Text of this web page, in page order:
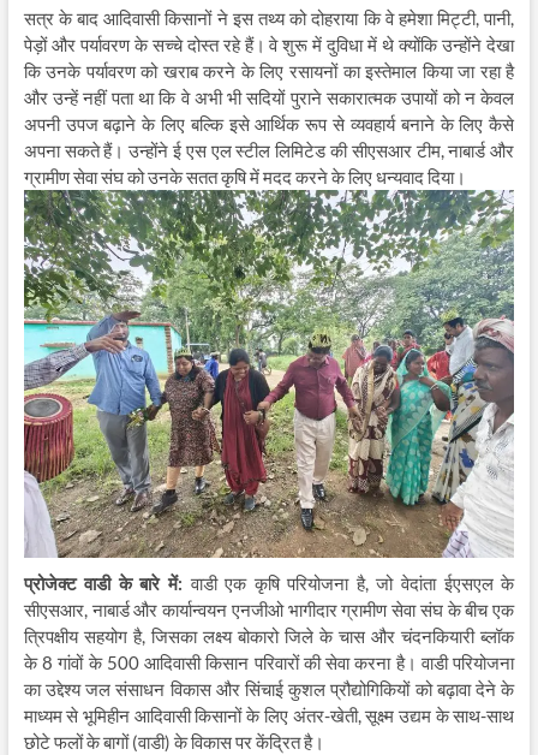
सत्र के बाद आदिवासी किसानों ने इस तथ्य को दोहराया कि वे हमेशा मिट्टी, पानी,
पेड़ों और पर्यावरण के सच्चे दोस्त रहे हैं। वे शुरू में दुविधा में थे क्योंकि उन्होंने देखा
कि उनके पर्यावरण को खराब करने के लिए रसायनों का इस्तेमाल किया जा रहा है
और उन्हें नहीं पता था कि वे अभी भी सदियों पुराने सकारात्मक उपायों को न केवल
अपनी उपज बढ़ाने के लिए बल्कि इसे आर्थिक रूप से व्यवहार्य बनाने के लिए कैसे
अपना सकते हैं। उन्होंने ई एस एल स्टील लिमिटेड की सीएसआर टीम, नाबार्ड और
ग्रामीण सेवा संघ को उनके सतत कृषि में मदद करने के लिए धन्यवाद दिया।
प्रोजेक्ट वाडी के बारे में:वाडी एक कृषि परियोजना है, जो वेदांता ईएसएल के
सीएसआर, नाबार्ड और कार्यान्वयन एनजीओ भागीदार ग्रामीण सेवा संघ के बीच एक
त्रिपक्षीय सहयोग है, जिसका लक्ष्य बोकारो जिले के चास और चंदनकियारी ब्लॉक
के 8 गांवों के 500 आदिवासी किसान परिवारों की सेवा करना है। वाडी परियोजना
का उद्देश्य जल संसाधन विकास और सिंचाई कुशल प्रौद्योगिकियों को बढ़ावा देने के
माध्यम से भूमिहीन आदिवासी किसानों के लिए अंतर-खेती, सूक्ष्म उद्यम के साथ-साथ
छोटे फलों के बागों (वाडी) के विकास पर केंद्रित है।